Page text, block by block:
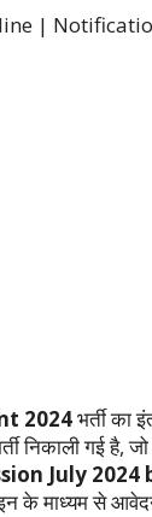
2024भर्ती का
निकाली गई है, जो
July 2024
के माध्यम से